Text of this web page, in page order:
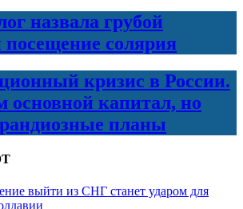
назвала грубой
солярия
кризис в России.
основной капитал, но
планы